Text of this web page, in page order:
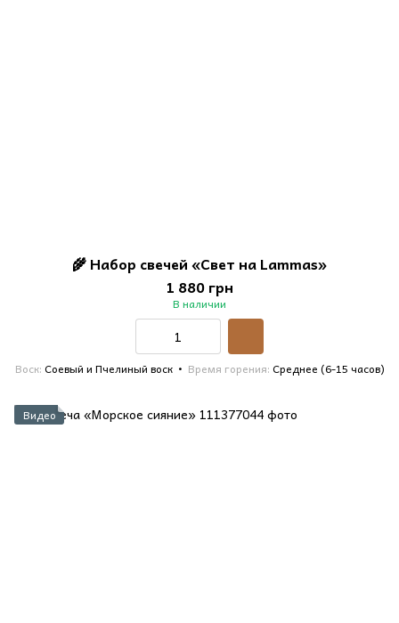
🌾 Набор свечей «Свет на Lammas»
1 880 грн
В наличии
Воск Соевый и Пчелиный воск Время горения Среднее (6-15 часов)
Видео